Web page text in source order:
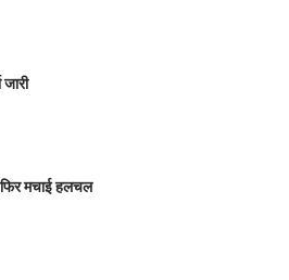
फिर मचाई हलचल